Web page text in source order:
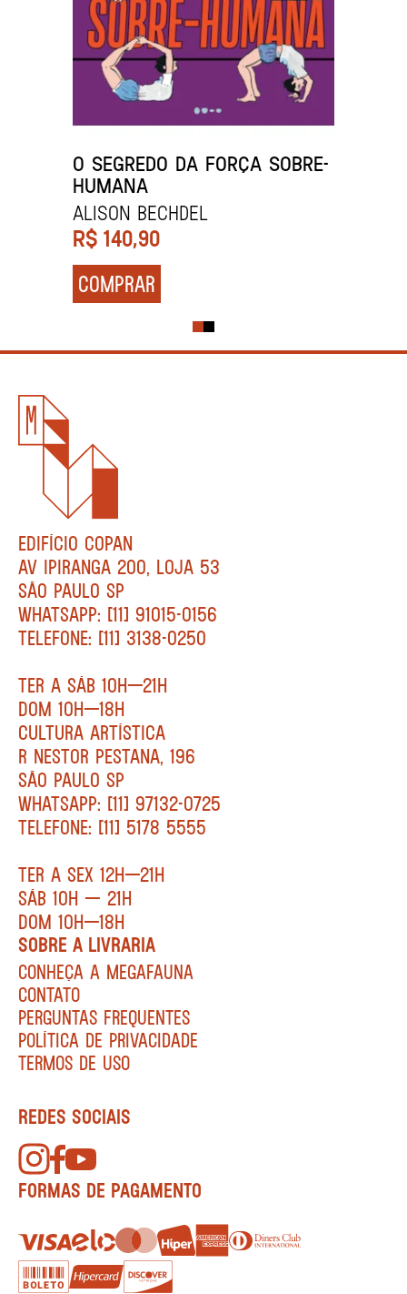
O SEGREDO DA FORÇA SOBRE-
HUMANA
Alison Bechdel
R$ 140,90
COMPRAR
EDIFÍCIO COPAN
AV IPIRANGA 200, LOJA 53
SÃO PAULO SP
WHATSAPP: [11] 91015-0156
TELEFONE: [11] 3138-0250
TER A SÁB 10H—21H
DOM 10H—18H
CULTURA ARTÍSTICA
R NESTOR PESTANA, 196
SÃO PAULO SP
WHATSAPP: [11] 97132-0725
TELEFONE: [11] 5178 5555
TER A SEX 12H—21H
SÁB 10H — 21H
DOM 10H—18H
SOBRE A LIVRARIA
CONHEÇA A MEGAFAUNA
CONTATO
PERGUNTAS FREQUENTES
POLÍTICA DE PRIVACIDADE
TERMOS DE USO
REDES SOCIAIS
FORMAS DE PAGAMENTO